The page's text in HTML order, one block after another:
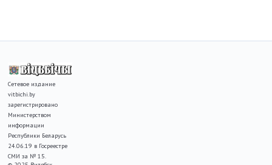
Сетевое издание
vitbichi.by
зарегистрировано
Министерством
информации
Республики Беларусь
24.06.19 в Госреестре
СМИ за № 15.